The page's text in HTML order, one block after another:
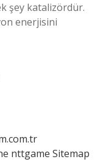
şey katalizördür.
enerjisini
nttgame Sitemap